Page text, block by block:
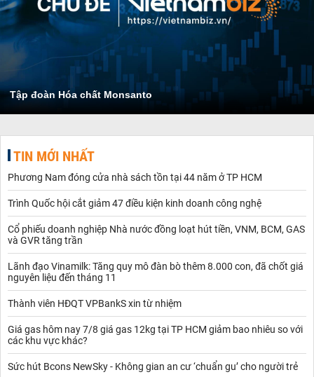
Tập đoàn Hóa chất Monsanto
TIN MỚI NHẤT
Phương Nam đóng cửa nhà sách tồn tại 44 năm ở TP HCM
Trình Quốc hội cắt giảm 47 điều kiện kinh doanh công nghệ
Cổ phiếu doanh nghiệp Nhà nước đồng loạt hút tiền, VNM, BCM, GAS
và GVR tăng trần
Lãnh đạo Vinamilk: Tăng quy mô đàn bò thêm 8.000 con, đã chốt giá
nguyên liệu đến tháng 11
Thành viên HĐQT VPBankS xin từ nhiệm
Giá gas hôm nay 7/8 giá gas 12kg tại TP HCM giảm bao nhiêu so với
các khu vực khác?
Sức hút Bcons NewSky - Không gian an cư ‘chuẩn gu’ cho người trẻ